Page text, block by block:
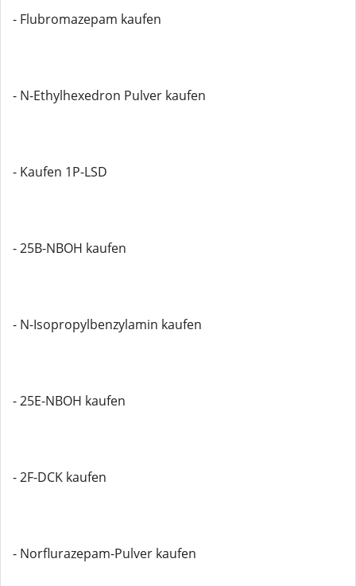
- Flubromazepam kaufen
- N-Ethylhexedron Pulver kaufen
- Kaufen 1P-LSD
- 25B-NBOH kaufen
- N-Isopropylbenzylamin kaufen
- 25E-NBOH kaufen
- 2F-DCK kaufen
- Norflurazepam-Pulver kaufen